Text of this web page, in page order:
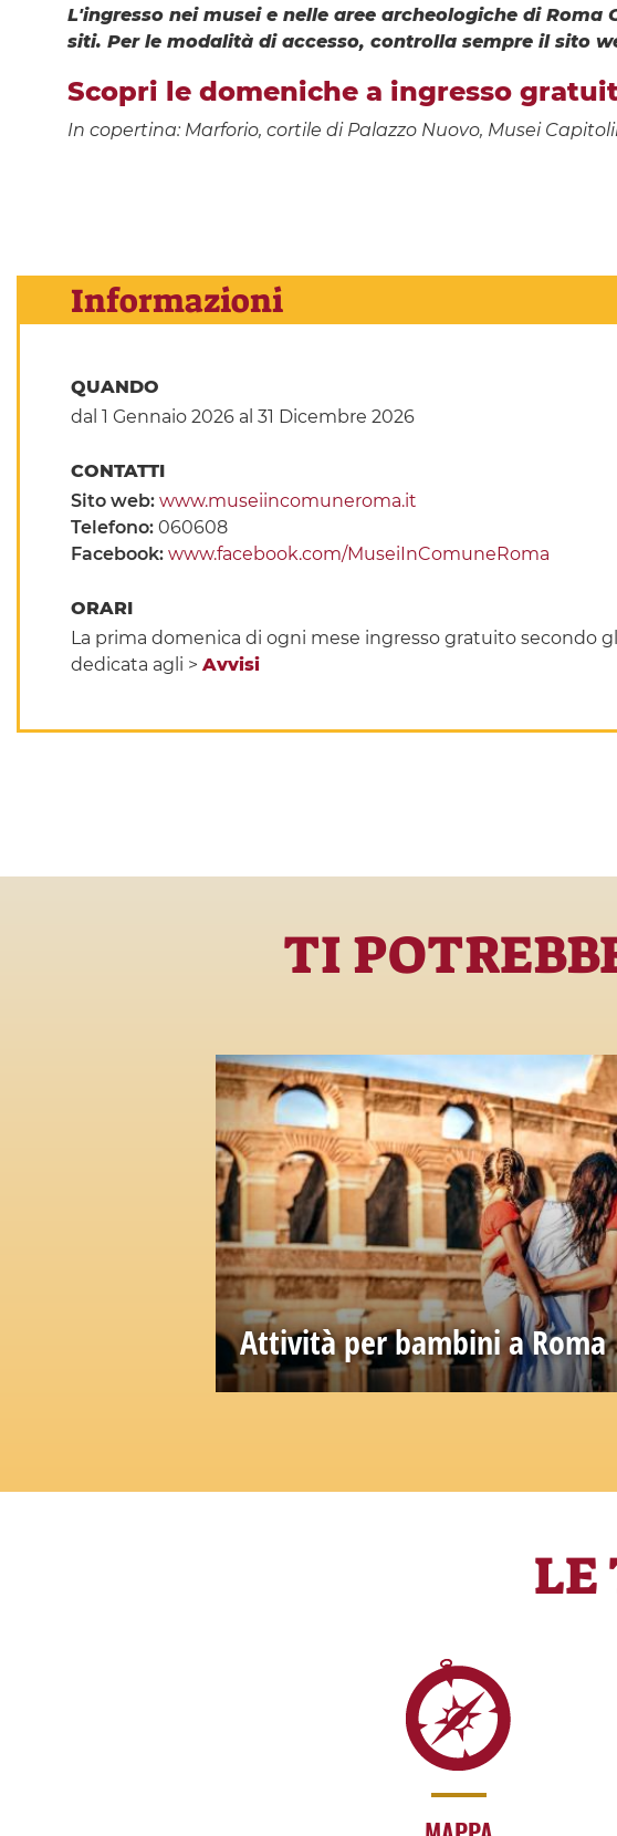
L'ingresso nei musei e nelle aree archeologiche di
siti. Per le modalità di accesso, controlla sempre il sito
Scopri le domeniche a ingresso
In copertina: Marforio, cortile di Palazzo Nuovo, Musei
Informazioni
QUANDO
dal 1 Gennaio 2026al 31 Dicembre 2026
CONTATTI
Sito web: www.museiincomuneroma.it
Telefono: 060608
Facebook: www.facebook.com/MuseiInComuneRoma
ORARI
La prima domenica di ogni mese ingresso gratuito secondo
dedicata agli > Avvisi
TI
Attività per bambini a Roma
Passeggiate all'aperto, parchi tematici,